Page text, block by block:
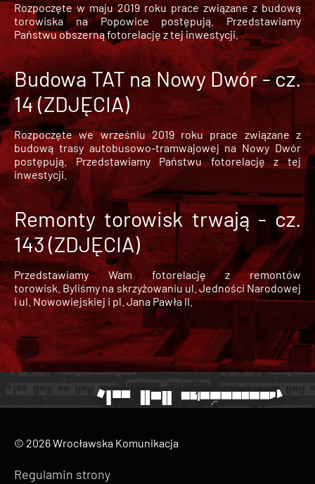
Rozpoczęte w maju 2019 roku prace związane z budową
torowiska na Popowice
postępują. Przedstawiamy
Państwu obszerną fotorelację z tej inwestycji.
Budowa TAT na Nowy Dwór - cz.
14 (ZDJĘCIA)
Rozpoczęte we wrześniu 2019 roku prace związane z
budową trasy autobusowo-tramwajowej na Nowy Dwór
postępują. Przedstawiamy Państwu fotorelację z tej
inwestycji.
Remonty torowisk trwają - cz.
143 (ZDJĘCIA)
Przedstawiamy Wam fotorelację z remontów
torowisk. Byliśmy na skrzyżowaniu ul. Jedności Narodowej
i ul. Nowowiejskiej i pl. Jana Pawła II.
© 2026 Wrocławska Komunikacja
Regulamin strony